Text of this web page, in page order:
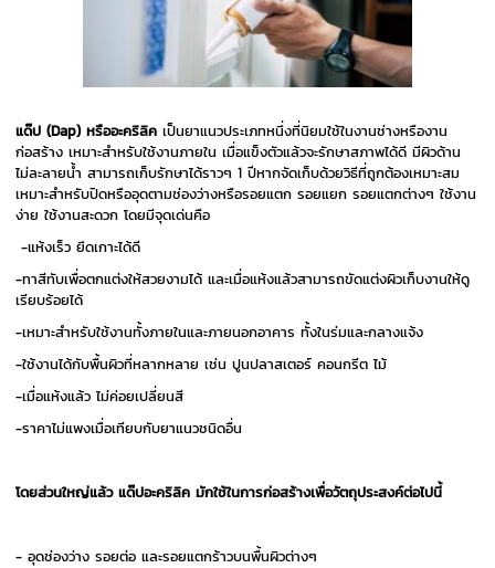
แด๊ป (Dap) หรืออะคริลิค เป็นยาแนวประเภทหนึ่งที่นิยมใช้ในงานช่างหรืองาน
ก่อสร้าง เหมาะสำหรับใช้งานภายใน เมื่อแข็งตัวแล้วจะรักษาสภาพได้ดี มีผิวด้าน
ไม่ละลายน้ำ สามารถเก็บรักษาได้ราวๆ 1 ปีหากจัดเก็บด้วยวิธีที่ถูกต้องเหมาะสม
เหมาะสำหรับปิดหรืออุดตามช่องว่างหรือรอยแตก รอยแยก รอยแตกต่างๆ ใช้งาน
ง่าย ใช้งานสะดวก โดยมีจุดเด่นคือ
-แห้งเร็ว ยึดเกาะได้ดี
-ทาสีทับเพื่อตกแต่งให้สวยงามได้ และเมื่อแห้งแล้วสามารถขัดแต่งผิวเก็บงานให้ดู
เรียบร้อยได้
-เหมาะสำหรับใช้งานทั้งภายในและภายนอกอาคาร ทั้งในร่มและกลางแจ้ง
-ใช้งานได้กับพื้นผิวที่หลากหลาย เช่น ปูนปลาสเตอร์ คอนกรีต ไม้
-เมื่อแห้งแล้ว ไม่ค่อยเปลี่ยนสี
-ราคาไม่แพงเมื่อเทียบกับยาแนวชนิดอื่น
โดยส่วนใหญ่แล้ว แด๊ปอะคริลิค มักใช้ในการก่อสร้างเพื่อวัตถุประสงค์ต่อไปนี้
- อุดช่องว่าง รอยต่อ และรอยแตกร้าวบนพื้นผิวต่างๆ